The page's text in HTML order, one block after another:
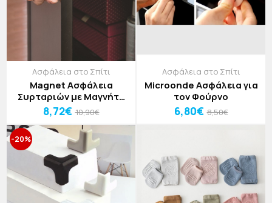
Ασφάλεια στο Σπίτι
Magnet Ασφάλεια
Συρταριών με Μαγνήτη
Σετ 5 Τεμαχίων
8,72€ 10,90€
Ασφάλεια στο Σπίτι
Microonde Ασφάλεια για
τον Φούρνο
6,80€ 8,50€
-20%